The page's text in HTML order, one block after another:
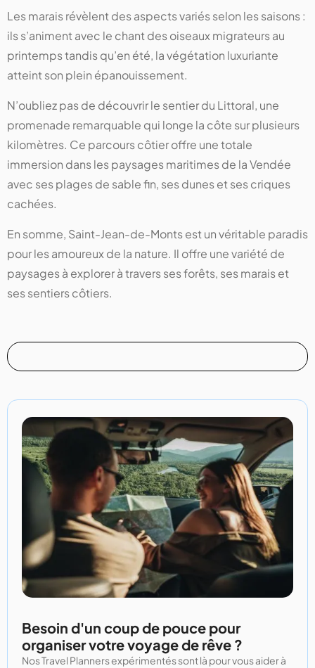
Les marais révèlent des aspects variés selon les saisons :
ils s’animent avec le chant des oiseaux migrateurs au
printemps tandis qu’en été, la végétation luxuriante
atteint son plein épanouissement.
N’oubliez pas de découvrir le sentier du Littoral, une
promenade remarquable qui longe la côte sur plusieurs
kilomètres. Ce parcours côtier offre une totale
immersion dans les paysages maritimes de la Vendée
avec ses plages de sable fin, ses dunes et ses criques
cachées.
En somme, Saint-Jean-de-Monts est un véritable paradis
pour les amoureux de la nature. Il offre une variété de
paysages à explorer à travers ses forêts, ses marais et
ses sentiers côtiers.
Besoin d'un coup de pouce pour
organiser votre voyage de rêve ?
Nos Travel Planners expérimentés sont là pour vous aider à